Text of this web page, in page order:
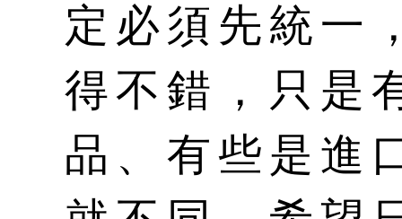
定必須先統一
得不錯，只是
品、有些是進